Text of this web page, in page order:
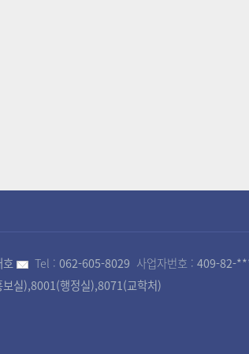
호 Tel : 062-605-8029 사업자번호 : 409-82-
실),8001(행정실),8071(교학처)